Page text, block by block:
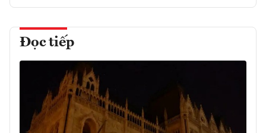
Đọc tiếp